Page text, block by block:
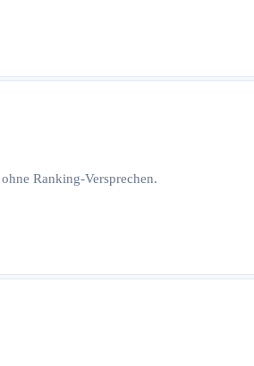
Ranking-Versprechen.